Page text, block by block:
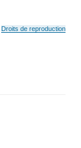
Droits de reproduction